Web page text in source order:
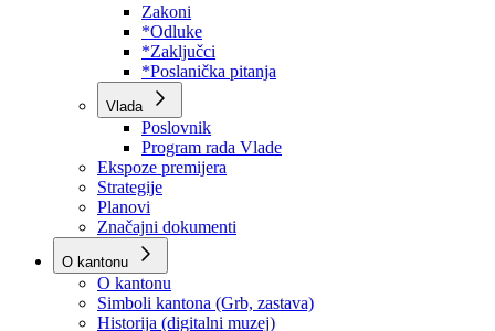
Poslovnik
Program rada Skupštine
Budžet 2026
Zakoni
*Odluke
*Zaključci
*Poslanička pitanja
Vlada
Poslovnik
Program rada Vlade
Ekspoze premijera
Strategije
Planovi
Značajni dokumenti
O kantonu